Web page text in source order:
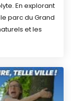
En explorant
parc du Grand
et les